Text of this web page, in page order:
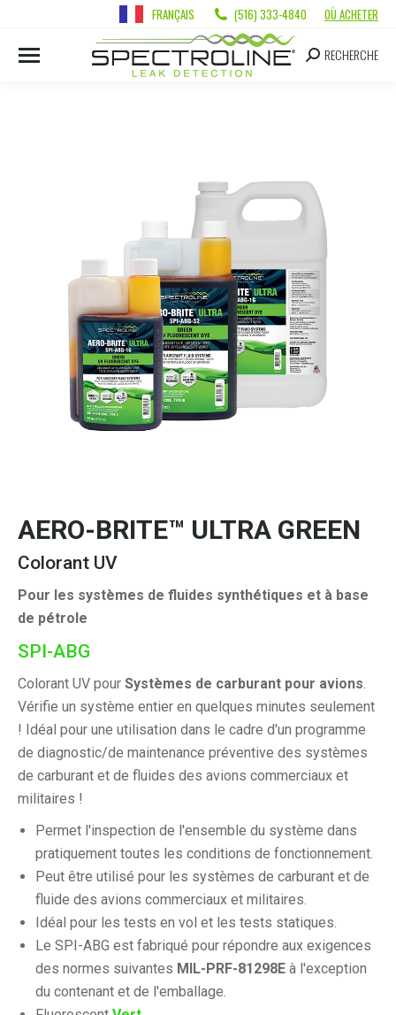
FRANÇAIS (516) 333-4840 OÙ ACHETER
RECHERCHE
AERO-BRITE™ ULTRA GREEN
Colorant UV
Pour les systèmes de fluides synthétiques et à base
de pétrole
SPI-ABG
Colorant UV pour Systèmes de carburant pour avions.
Vérifie un système entier en quelques minutes seulement
! Idéal pour une utilisation dans le cadre d'un programme
de diagnostic/de maintenance préventive des systèmes
de carburant et de fluides des avions commerciaux et
militaires !
Permet l'inspection de l'ensemble du système dans
pratiquement toutes les conditions de fonctionnement.
Peut être utilisé pour les systèmes de carburant et de
fluide des avions commerciaux et militaires.
Idéal pour les tests en vol et les tests statiques.
Le SPI-ABG est fabriqué pour répondre aux exigences
des normes suivantes MIL-PRF-81298E à l'exception
du contenant et de l'emballage.